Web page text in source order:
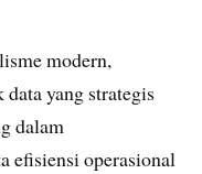
modern,
yang strategis
dalam
efisiensi operasional